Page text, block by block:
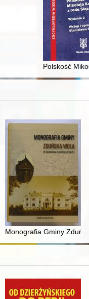
: prestiż finansowy i
Polskość
dawnych Słowian
Monografia Gminy